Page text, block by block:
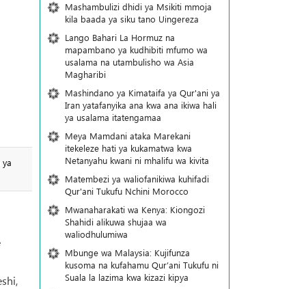
Mashambulizi dhidi ya Msikiti mmoja
kila baada ya siku tano Uingereza
Lango Bahari La Hormuz na
mapambano ya kudhibiti mfumo wa
usalama na utambulisho wa Asia
Magharibi
Mashindano ya Kimataifa ya Qur'ani ya
Iran yatafanyika ana kwa ana ikiwa hali
ya usalama itatengamaa
Meya Mamdani ataka Marekani
itekeleze hati ya kukamatwa kwa
Netanyahu kwani ni mhalifu wa kivita
Matembezi ya waliofanikiwa kuhifadi
Qur'ani Tukufu Nchini Morocco
Mwanaharakati wa Kenya: Kiongozi
Shahidi alikuwa shujaa wa
waliodhulumiwa
Mbunge wa Malaysia: Kujifunza
kusoma na kufahamu Qur’ani Tukufu ni
Suala la lazima kwa kizazi kipya